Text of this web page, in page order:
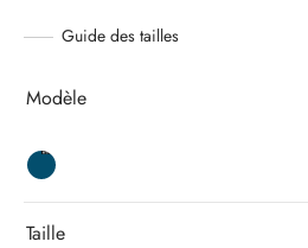
Guide des tailles
Modèle
Taille